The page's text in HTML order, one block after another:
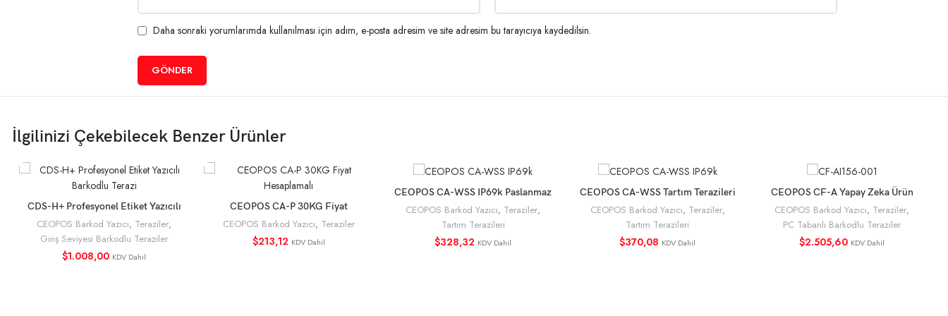
Daha sonraki yorumlarımda kullanılması için adım, e-posta adresim ve site adresim bu tarayıcıya kaydedilsin.
İlgilinizi Çekebilecek Benzer Ürünler
SEPETE EKLE
CDS-H+ Profesyonel Etiket Yazıcılı
Barkodlu Terazi
CEOPOS Barkod Yazıcı, Teraziler,
Giriş Seviyesi Barkodlu Teraziler
$1.008,00 KDV Dahil
SEPETE EKLE
CEOPOS CA-P 30KG Fiyat
Hesaplamalı Terazi
CEOPOS Barkod Yazıcı, Teraziler
$213,12 KDV Dahil
SEPETE EKLE
CEOPOS CA-WSS IP69k Paslanmaz
Su Geçirmez Tartım Terazisi
CEOPOS Barkod Yazıcı, Teraziler,
Tartım Terazileri
$328,32 KDV Dahil
SEPETE EKLE
CEOPOS CA-WSS Tartım Terazileri
CEOPOS Barkod Yazıcı, Teraziler,
Tartım Terazileri
$370,08 KDV Dahil
SEPETE EKLE
CEOPOS CF-A Yapay Zeka Ürün
Tanıma Özellikli Barkodlu Market
CEOPOS Barkod Yazıcı, Teraziler,
PC Tabanlı Barkodlu Teraziler
$2.505,60 KDV Dahil